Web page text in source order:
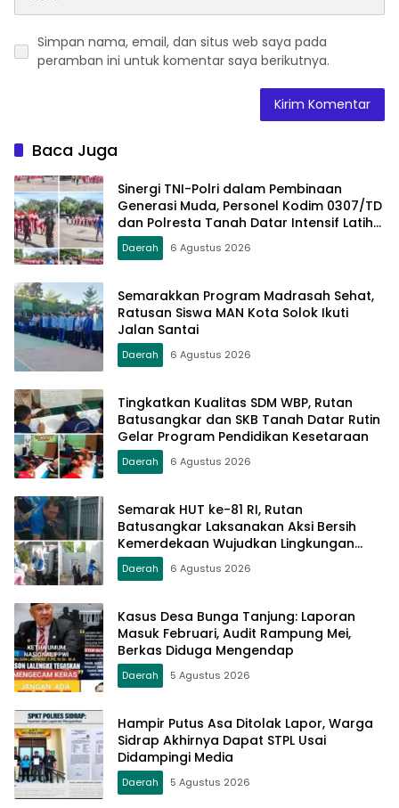
Simpan nama, email, dan situs web saya pada
peramban ini untuk komentar saya berikutnya.
Baca Juga
Sinergi TNI-Polri dalam Pembinaan
Generasi Muda, Personel Kodim 0307/TD
dan Polresta Tanah Datar Intensif Latih
Pasukan Paskibraka Jelang HUT RI ke-81
Daerah 6 Agustus 2026
Semarakkan Program Madrasah Sehat,
Ratusan Siswa MAN Kota Solok Ikuti
Jalan Santai
Daerah 6 Agustus 2026
Tingkatkan Kualitas SDM WBP, Rutan
Batusangkar dan SKB Tanah Datar Rutin
Gelar Program Pendidikan Kesetaraan
Daerah 6 Agustus 2026
Semarak HUT ke-81 RI, Rutan
Batusangkar Laksanakan Aksi Bersih
Kemerdekaan Wujudkan Lingkungan
Bersih dan Sehat
Daerah 6 Agustus 2026
Kasus Desa Bunga Tanjung: Laporan
Masuk Februari, Audit Rampung Mei,
Berkas Diduga Mengendap
Daerah 5 Agustus 2026
Hampir Putus Asa Ditolak Lapor, Warga
Sidrap Akhirnya Dapat STPL Usai
Didampingi Media
Daerah 5 Agustus 2026